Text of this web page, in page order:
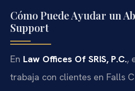
Cómo Puede Ayudar un
Support
En Law Offices Of SRIS, P.C.,
trabaja con clientes en Falls